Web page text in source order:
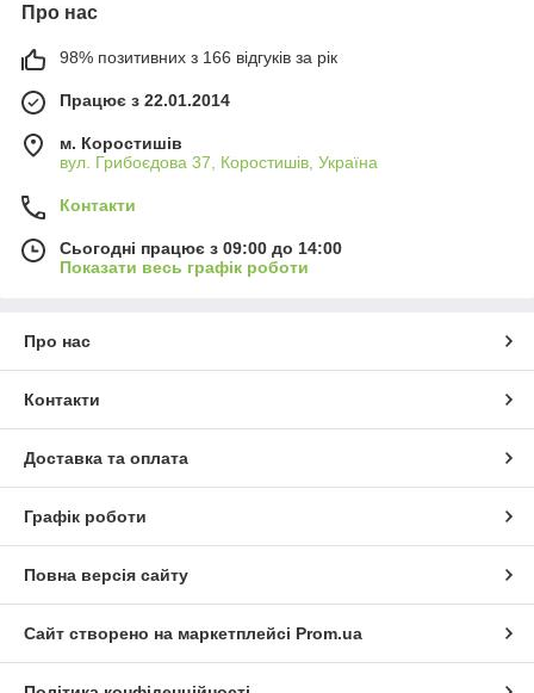
Про нас
98% позитивних з 166 відгуків за рік
Працює з 22.01.2014
м. Коростишів
вул. Грибоєдова 37, Коростишів, Україна
Контакти
Сьогодні працює з 09:00 до 14:00
Показати весь графік роботи
Про нас
Контакти
Доставка та оплата
Графік роботи
Повна версія сайту
Сайт створено на маркетплейсі Prom.ua